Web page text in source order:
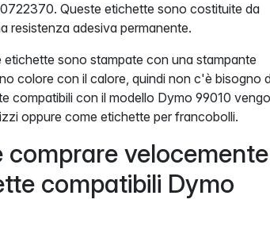
Queste etichette sono costituite da
resistenza adesiva permanente.
sono stampate con una stampante
colore con il calore, quindi non c'è bisogno
compatibili con il modello Dymo 99010
oppure come etichette per francobolli.
compatibili Dymo